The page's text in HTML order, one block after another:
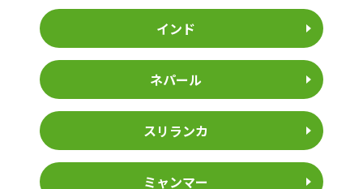
インド
ネパール
スリランカ
ミャンマー